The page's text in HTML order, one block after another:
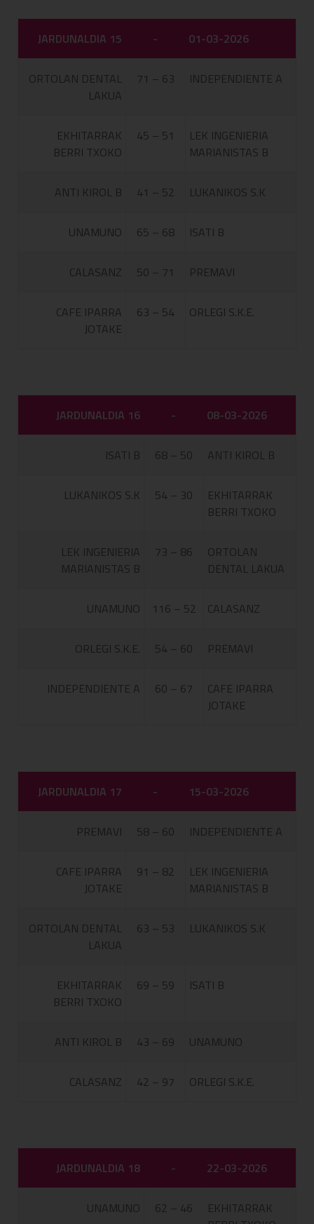
JARDUNALDIA 15 - 01-03-2026
ORTOLAN DENTAL
LAKUA
71 – 63 INDEPENDIENTE A
EKHITARRAK
BERRI TXOKO
45 – 51
LEK INGENIERIA
MARIANISTAS B
ANTI KIROL B 41 – 52 LUKANIKOS S.K
UNAMUNO 65 – 68 ISATI B
CALASANZ 50 – 71 PREMAVI
CAFE IPARRA
JOTAKE
63 – 54 ORLEGI S.K.E.
JARDUNALDIA 16 - 08-03-2026
ISATI B 68 – 50 ANTI KIROL B
LUKANIKOS S.K 54 – 30
EKHITARRAK
BERRI TXOKO
LEK INGENIERIA
MARIANISTAS B
73 – 86
ORTOLAN
DENTAL LAKUA
UNAMUNO 116 – 52 CALASANZ
ORLEGI S.K.E. 54 – 60 PREMAVI
INDEPENDIENTE A 60 – 67
CAFE IPARRA
JOTAKE
JARDUNALDIA 17 - 15-03-2026
PREMAVI 58 – 60 INDEPENDIENTE A
CAFE IPARRA
JOTAKE
91 – 82
LEK INGENIERIA
MARIANISTAS B
ORTOLAN DENTAL
LAKUA
63 – 53 LUKANIKOS S.K
EKHITARRAK
BERRI TXOKO
69 – 59 ISATI B
ANTI KIROL B 43 – 69 UNAMUNO
CALASANZ 42 – 97 ORLEGI S.K.E.
JARDUNALDIA 18 - 22-03-2026
UNAMUNO 62 – 46
EKHITARRAK